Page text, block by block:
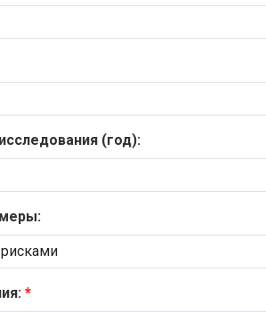
(год):